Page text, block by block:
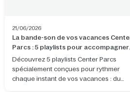
21/06/2026
La bande-son de vos vacances
Parcs : 5 playlists pour accompagner
chaque instant
Découvrez 5 playlists Center Parcs
spécialement conçues pour rythmer
chaque instant de vos vacances : du